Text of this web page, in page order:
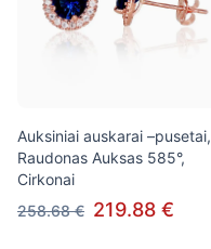
Auksiniai auskarai –pusetai,
Raudonas Auksas 585°,
Cirkonai
258.68 € 219.88 €